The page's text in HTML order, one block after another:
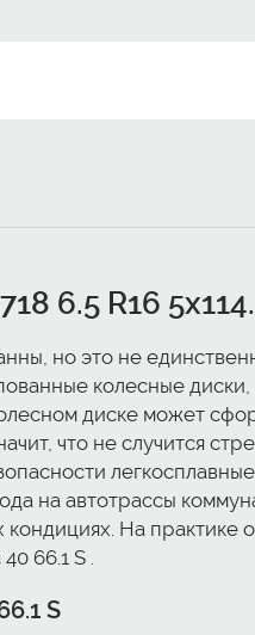
6.5 R16
но это не
колесные
диске может
что не случится
на автотрассы
кондициях. На практике
66.1 S .
S